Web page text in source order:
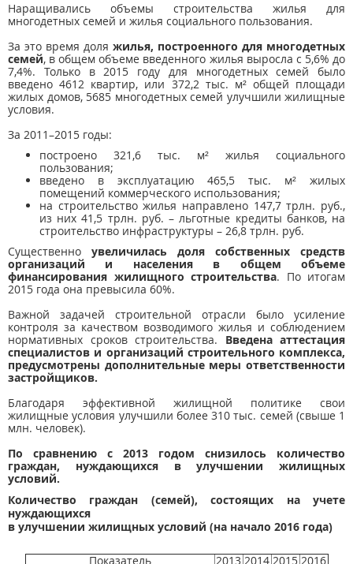
Наращивались объемы строительства жилья для
многодетных семей и жилья социального пользования.
За это время доля жилья, построенного для многодетных
семей, в общем объеме введенного жилья выросла с 5,6% до
7,4%. Только в 2015 году для многодетных семей было
введено 4612 квартир, или 372,2 тыс. м² общей площади
жилых домов, 5685 многодетных семей улучшили жилищные
условия.
За 2011–2015 годы:
построено 321,6 тыс. м² жилья социального
пользования;
введено в эксплуатацию 465,5 тыс. м² жилых
помещений коммерческого использования;
на строительство жилья направлено 147,7 трлн. руб.,
из них 41,5 трлн. руб. – льготные кредиты банков, на
строительство инфраструктуры – 26,8 трлн. руб.
Существенно увеличилась доля собственных средств
организаций и населения в общем объеме
финансирования жилищного строительства. По итогам
2015 года она превысила 60%.
Важной задачей строительной отрасли было усиление
контроля за качеством возводимого жилья и соблюдением
нормативных сроков строительства. Введена аттестация
специалистов и организаций строительного комплекса,
предусмотрены дополнительные меры ответственности
застройщиков.
Благодаря эффективной жилищной политике свои
жилищные условия улучшили более 310 тыс. семей (свыше 1
млн. человек).
По сравнению с 2013 годом снизилось количество
граждан, нуждающихся в улучшении жилищных
условий.
Количество граждан (семей), состоящих на учете
нуждающихся
в улучшении жилищных условий (на начало 2016 года)
Показатель 2013 2014 2015 2016